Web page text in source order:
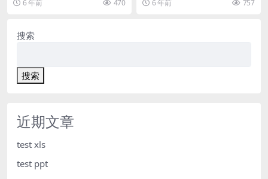
b模板。本杰...
6 年前 470
理和工作室，自由职...
6 年前 757
搜索
搜索
近期文章
test xls
test ppt